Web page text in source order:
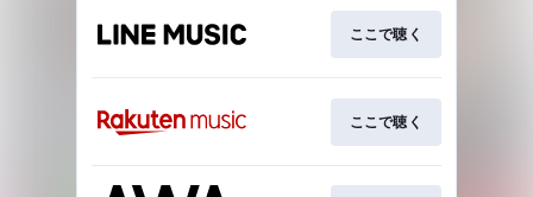
ここで聴く
ここで聴く